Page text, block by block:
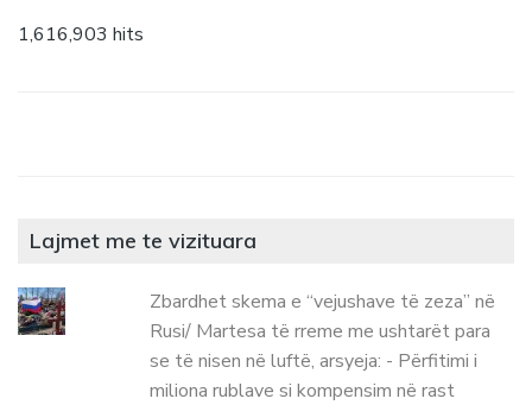
1,616,903 hits
Lajmet me te vizituara
Zbardhet skema e “vejushave të zeza” në
Rusi/ Martesa të rreme me ushtarët para
se të nisen në luftë, arsyeja: - Përfitimi i
miliona rublave si kompensim në rast